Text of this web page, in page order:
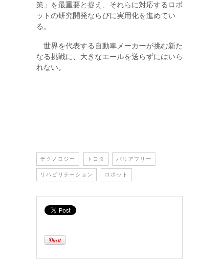
策」を最重要と捉え、それらに対応するロボ
ットの研究開発ならびに実用化を進めてい
る。
世界を代表する自動車メーカーが挑む新た
なる挑戦に、大きなエールを送らずにはいら
れない。
テクノロジー トヨタ バリアフリー
リハビリテーション ロボット